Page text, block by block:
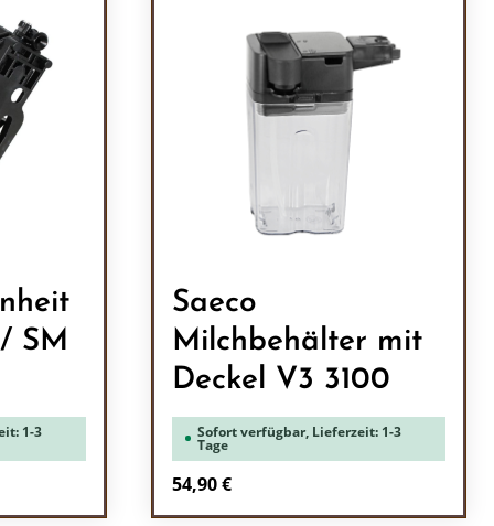
1-3
Saeco
Milchbehälter mit
Deckel V3 3100
Sofort verfügbar, Lieferzeit: 1-3
Tage
Regulärer Preis:
54,90 €